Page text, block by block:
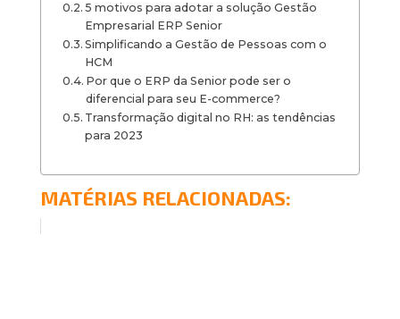
5 motivos para adotar a solução Gestão
Empresarial ERP Senior
Simplificando a Gestão de Pessoas com o
HCM
Por que o ERP da Senior pode ser o
diferencial para seu E-commerce?
Transformação digital no RH: as tendências
para 2023
MATÉRIAS RELACIONADAS: